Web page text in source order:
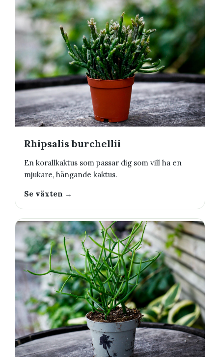
Rhipsalis burchellii
En korallkaktus som passar dig som vill ha en
mjukare, hängande kaktus.
Se växten →